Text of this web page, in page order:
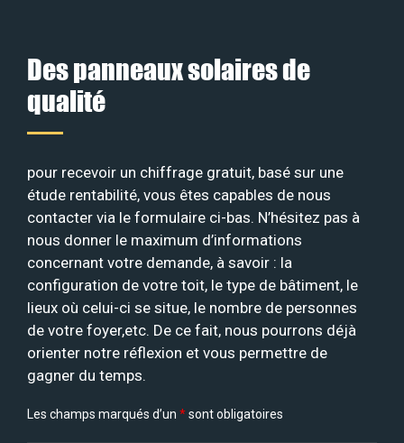
Des panneaux solaires de
qualité
pour recevoir un chiffrage gratuit, basé sur une
étude rentabilité, vous êtes capables de nous
contacter via le formulaire ci-bas. N’hésitez pas à
nous donner le maximum d’informations
concernant votre demande, à savoir : la
configuration de votre toit, le type de bâtiment, le
lieux où celui-ci se situe, le nombre de personnes
de votre foyer,etc. De ce fait, nous pourrons déjà
orienter notre réflexion et vous permettre de
gagner du temps.
Les champs marqués d’un *sont obligatoires